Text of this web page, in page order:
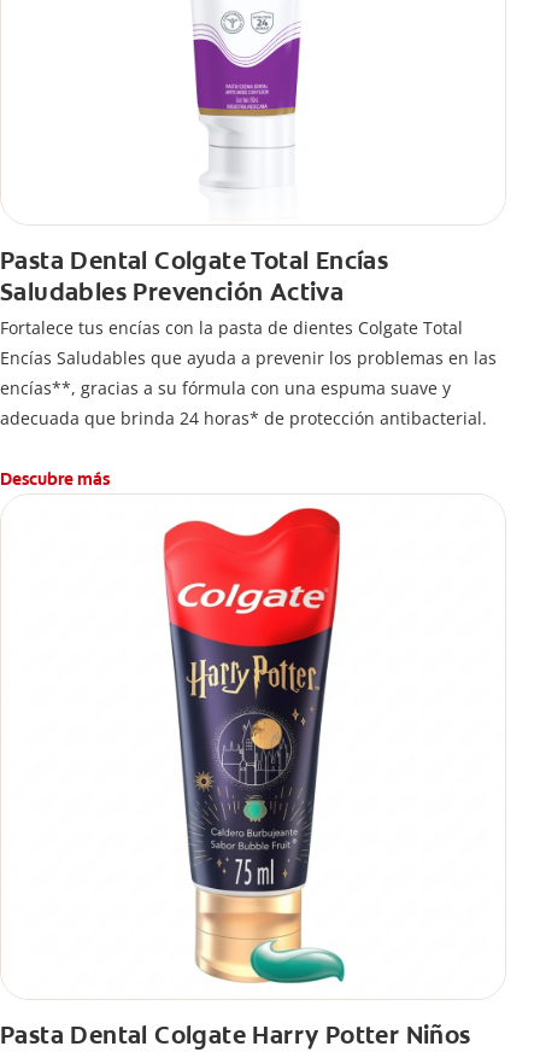
Pasta Dental Colgate Total Encías
Saludables Prevención Activa
Fortalece tus encías con la pasta de dientes Colgate Total
Encías Saludables que ayuda a prevenir los problemas en las
encías**, gracias a su fórmula con una espuma suave y
adecuada que brinda 24 horas* de protección antibacterial.
Descubre más
Pasta Dental Colgate Harry Potter Niños